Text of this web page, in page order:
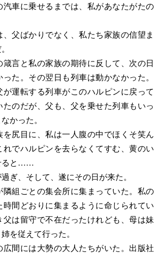
汽車に乗せるまでは、私があなたがたの
、父ばかりでなく、私たち家族の信望ま
箴言と私の家族の期待に反して、次の日
った。その翌日も列車は動かなかった。
が運転する列車がこのハルピンに戻って
たのだが、父も、父を乗せた列車もいっ
かった。
を尻目に、私は一人腹の中でほくそ笑ん
れでハルピンを去らなくてすむ、黄のい
ると……
ぎ、そして、遂にその日が来た。
隣組ごとの集会所に集まっていた。私の
時間どおりに集まるように命じられてい
父は留守で不在だったけれども、母は妹
を従えて行った。
広間には大勢の大人たちがいた。出版社